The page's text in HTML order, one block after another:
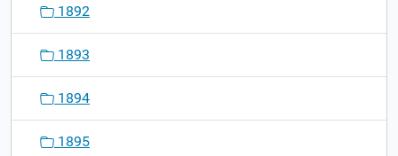
1892
1893
1894
1895